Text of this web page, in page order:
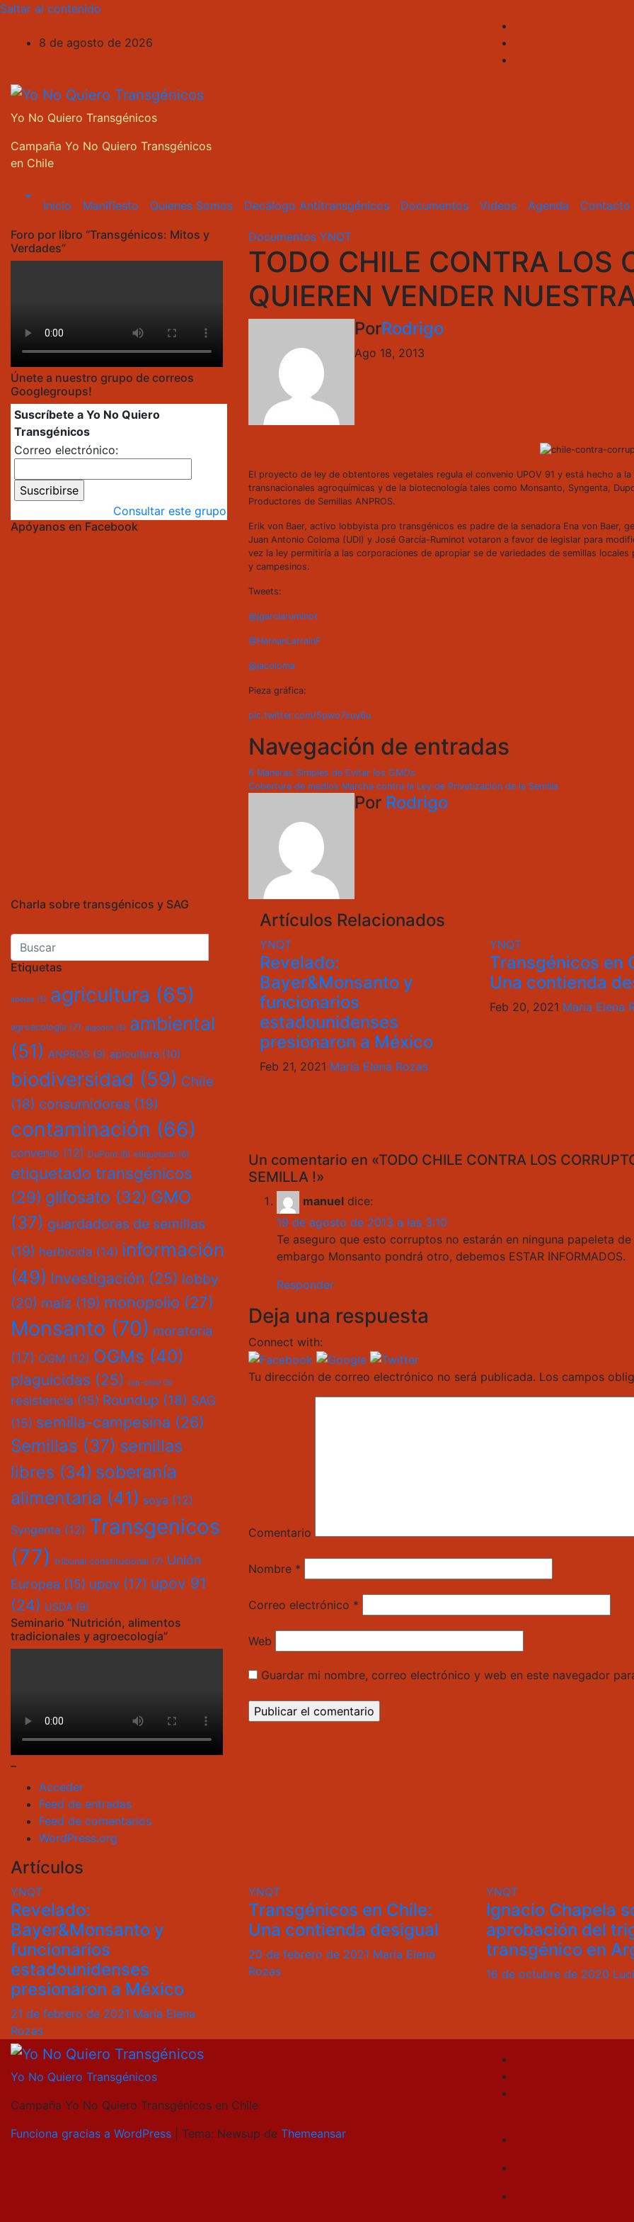
Saltar al contenido
8 de agosto de 2026
Yo No Quiero Transgénicos
Campaña Yo No Quiero Transgénicos
en Chile
Inicio Manifiesto Quienes Somos Decálogo Antitransgénicos Documentos Videos Agenda Contacto
Foro por libro “Transgénicos: Mitos y
Verdades”
Únete a nuestro grupo de correos
Googlegroups!
Suscríbete a Yo No Quiero
Transgénicos
Correo electrónico:
Consultar este grupo
Apóyanos en Facebook
Charla sobre transgénicos y SAG
Etiquetas
abejas (5) agricultura (65)
agroecología (7) algodón (5) ambiental
(51) ANPROS (9) apicultura (10)
biodiversidad (59) Chile
(18) consumidores (19)
contaminación (66)
convenio (12) DuPont (6) etiquetado (6)
etiquetado transgénicos
(29) glifosato (32) GMO
(37) guardadoras de semillas
(19) herbicida (14) información
(49) Investigación (25) lobby
(20) maíz (19) monopolio (27)
Monsanto (70) moratoria
(17) OGM (12) OGMs (40)
plaguicidas (25) rap-chile (5)
resistencia (15) Roundup (18) SAG
(15) semilla-campesina (26)
Semillas (37) semillas
libres (34) soberanía
alimentaria (41) soya (12)
Syngenta (12) Transgenicos
(77) tribunal constitucional (7) Unión
Europea (15) upov (17) upov 91
(24) USDA (9)
Seminario “Nutrición, alimentos
tradicionales y agroecología”
–
Acceder
Feed de entradas
Feed de comentarios
WordPress.org
Documentos YNQT
TODO CHILE CONTRA LOS
QUIEREN VENDER
PorRodrigo
Ago 18, 2013
El proyecto de ley de obtentores vegetales regula el convenio UPOV 91 y está hecho a
transnacionales agroquímicas y de la biotecnología tales como Monsanto, Syngenta,
Productores de Semillas ANPROS.
Erik von Baer, activo lobbyista pro transgénicos es padre de la senadora Ena von Baer,
Juan Antonio Coloma (UDI) y José García-Ruminot votaron a favor de legislar para
vez la ley permitiría a las corporaciones de apropiar se de variedades de semillas
y campesinos.
Tweets:
@jgarciaruminot
@HernanLarrainF
@jacoloma
Pieza gráfica:
pic.twitter.com/5pwo7xuy6u
Navegación de entradas
6 Maneras Simples de Evitar los GMOs
Cobertura de medios Marcha contra la Ley de Privatización de la Semilla
Por Rodrigo
Artículos Relacionados
YNQT
Revelado:
Bayer&Monsanto y
funcionarios
estadounidenses
presionaron a México
Feb 21, 2021 María Elena Rozas
YNQT
Transgénicos en
Una contienda
Feb 20, 2021 María Elena
Un comentario en «TODO CHILE CONTRA LOS
SEMILLA !»
manuel dice:
19 de agosto de 2013 a las 3:10
Te aseguro que esto corruptos no estarán en ninguna papeleta
embargo Monsanto pondrá otro, debemos ESTAR INFORMADOS.
Responder
Deja una respuesta
Connect with:
Tu dirección de correo electrónico no será publicada. Los campos
Comentario
Nombre *
Correo electrónico *
Web
Guardar mi nombre, correo electrónico y web en este navegador
Artículos
YNQT
Revelado:
Bayer&Monsanto y
funcionarios
estadounidenses
presionaron a México
21 de febrero de 2021 María Elena
Rozas
YNQT
Transgénicos en Chile:
Una contienda desigual
20 de febrero de 2021 María Elena
Rozas
YNQT
Ignacio Chapela
aprobación del
transgénico en
16 de octubre de 2020
Yo No Quiero Transgénicos
Campaña Yo No Quiero Transgénicos en Chile
Funciona gracias a WordPress
Tema: Newsup de Themeansar